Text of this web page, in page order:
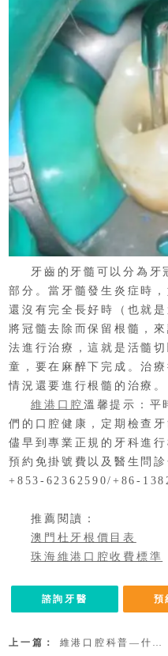
牙齒的牙髓可以分為牙
部分。當牙髓發生炎症時
還沒有完全長好時（也就
將冠髓去除而保留根髓，
法進行治療，這就是活髓
童，要在麻醉下完成。治
情況還要進行根髓的治療。
維港口腔溫馨提示：平
們的口腔健康，定期檢查
儘早到專業正規的牙科進
預約免掛號費以及醫生問
+853-62362590/+86-
推薦閱讀：
澳門杜牙根價目表
珠海維港口腔收費標準
諮詢牙醫 預
上一篇： 維港口腔科普—什麼是牙周袋沖洗？